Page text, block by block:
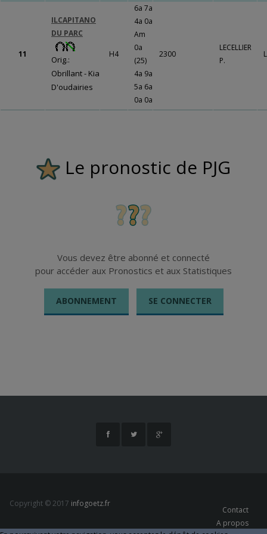
Un travail
gigantesque qui
va porter ses
LE BOURG
Fermer
11
ILCAPITANO
DU PARC
Orig.:
Obrillant - Kia
D'oudairies
H4
6a 7a
4a 0a
Am
0a
(25)
4a 9a
5a 6a
0a 0a
2300
LECELLIER
P.
Le pronostic de PJG
Vous devez être abonné et connecté
pour accéder aux Pronostics et aux Statistiques
ABONNEMENT SE CONNECTER
Copyright © 2017 infogoetz.fr
Contact
A propos